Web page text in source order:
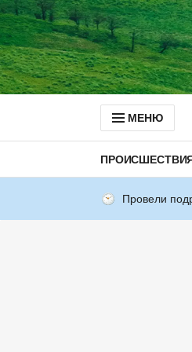
МЕНЮ
Провели